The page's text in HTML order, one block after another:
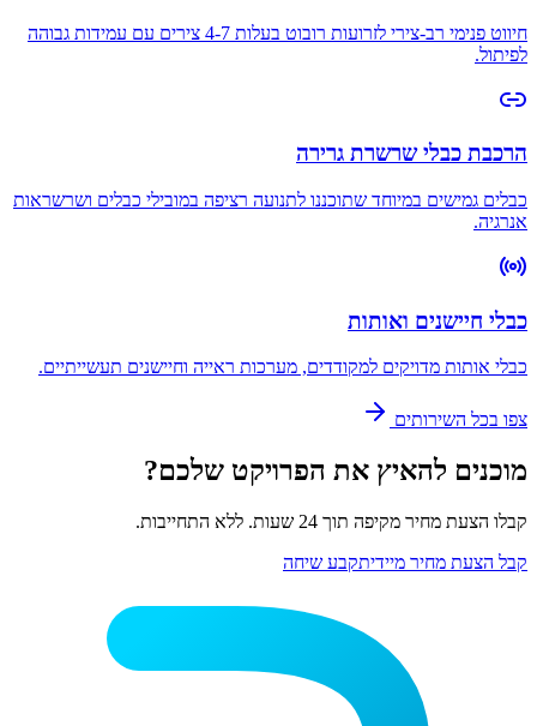
חיווט פנימי רב-צירי לזרועות רובוט בעלות 4-7 צירים עם עמידות גבוהה
לפיתול.
הרכבת כבלי שרשרת גרירה
כבלים גמישים במיוחד שתוכננו לתנועה רציפה במובילי כבלים ושרשראות
אנרגיה.
כבלי חיישנים ואותות
כבלי אותות מדויקים למקודדים, מערכות ראייה וחיישנים תעשייתיים.
צפו בכל השירותים
מוכנים להאיץ את הפרויקט שלכם?
קבלו הצעת מחיר מקיפה תוך 24 שעות. ללא התחייבות.
קבל הצעת מחיר מיידיתקבע שיחה